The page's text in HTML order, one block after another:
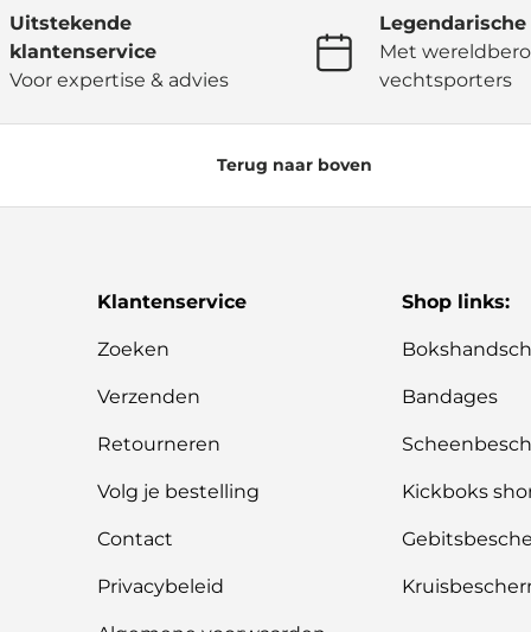
Uitstekende
klantenservice
Voor expertise & advies
Met
vechtsporters
Terug naar boven
Klantenservice
Zoeken
Verzenden
Retourneren
Volg je bestelling
Contact
Privacybeleid
Shop links:
Bandages
Kickboks